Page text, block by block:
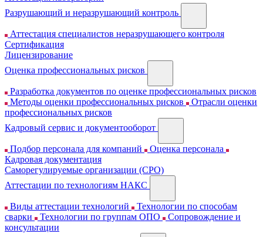
Разрушающий и неразрушающий контроль
Аттестация специалистов неразрушающего контроля
Сертификация
Лицензирование
Оценка профессиональных рисков
Разработка документов по оценке профессиональных рисков
Методы оценки профессиональных рисков
Отрасли оценки
профессиональных рисков
Кадровый сервис и документооборот
Подбор персонала для компаний
Оценка персонала
Кадровая документация
Cаморегулируемые организации (СРО)
Аттестации по технологиям НАКС
Виды аттестации технологий
Технологии по способам
сварки
Технологии по группам ОПО
Сопровождение и
консультации